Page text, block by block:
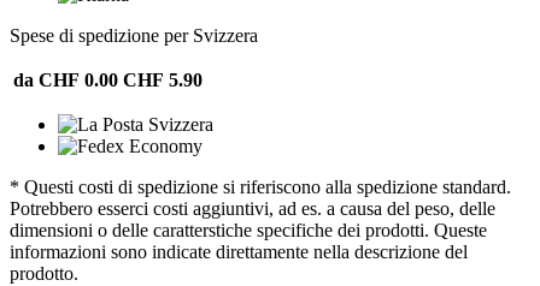
Spese di spedizione per Svizzera
da CHF 0.00 CHF 5.90
* Questi costi di spedizione si riferiscono alla spedizione standard.
Potrebbero esserci costi aggiuntivi, ad es. a causa del peso, delle
dimensioni o delle caratterstiche specifiche dei prodotti. Queste
informazioni sono indicate direttamente nella descrizione del
prodotto.